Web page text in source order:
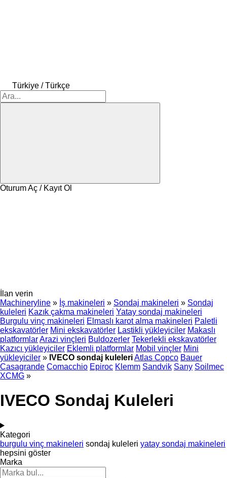
Türkiye / Türkçe
Oturum Aç / Kayıt Ol
İlan verin
Machineryline » İş makineleri » Sondaj makineleri » Sondaj
kuleleri Kazık çakma makineleri Yatay sondaj makineleri
Burgulu vinç makineleri Elmaslı karot alma makineleri Paletli
ekskavatörler Mini ekskavatörler Lastikli yükleyiciler Makaslı
platformlarArazi vinçleri Buldozerler Tekerlekli ekskavatörler
Kazıcı yükleyiciler Eklemli platformlar Mobil vinçler Mini
yükleyiciler » IVECO sondaj kuleleriAtlas Copco Bauer
Casagrande Comacchio Epiroc Klemm Sandvik Sany Soilmec
XCMG »
IVECO Sondaj Kuleleri
Kategori
burgulu vinç makineleri sondaj kuleleri yatay sondaj makineleri
hepsini göster
Marka